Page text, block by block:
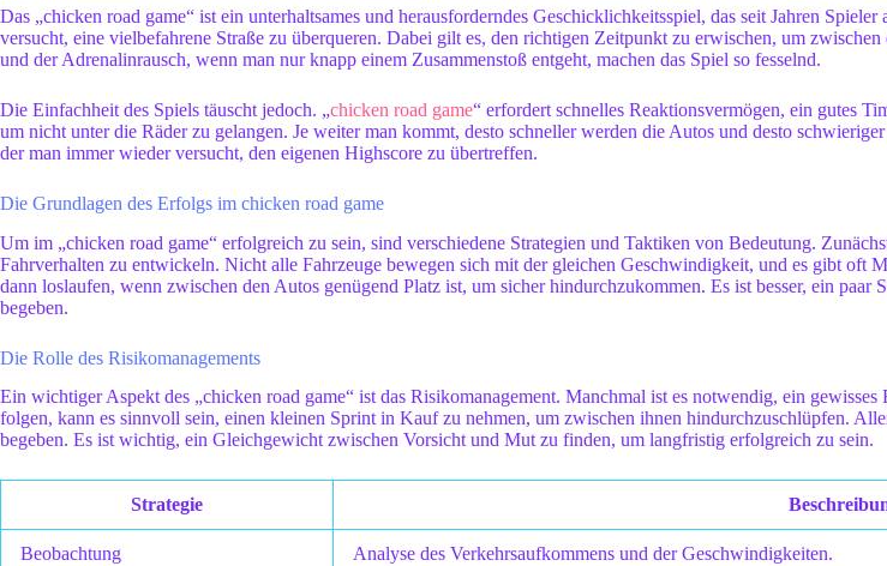
Das „chicken road game“ ist ein unterhaltsames und herausforderndes Geschicklichkeitsspiel, das seit Jahren
versucht, eine vielbefahrene Straße zu überqueren. Dabei gilt es, den richtigen Zeitpunkt zu erwischen, um
und der Adrenalinrausch, wenn man nur knapp einem Zusammenstoß entgeht, machen das Spiel so fesselnd.
Die Einfachheit des Spiels täuscht jedoch. „chicken road game“ erfordert schnelles Reaktionsvermögen, ein gutes
um nicht unter die Räder zu gelangen. Je weiter man kommt, desto schneller werden die Autos und desto
der man immer wieder versucht, den eigenen Highscore zu übertreffen.
Die Grundlagen des Erfolgs im chicken road game
Um im „chicken road game“ erfolgreich zu sein, sind verschiedene Strategien und Taktiken von Bedeutung.
Fahrverhalten zu entwickeln. Nicht alle Fahrzeuge bewegen sich mit der gleichen Geschwindigkeit, und es gibt oft
dann loslaufen, wenn zwischen den Autos genügend Platz ist, um sicher hindurchzukommen. Es ist besser, ein
begeben.
Die Rolle des Risikomanagements
Ein wichtiger Aspekt des „chicken road game“ ist das Risikomanagement. Manchmal ist es notwendig, ein
folgen, kann es sinnvoll sein, einen kleinen Sprint in Kauf zu nehmen, um zwischen ihnen hindurchzuschlüpfen.
begeben. Es ist wichtig, ein Gleichgewicht zwischen Vorsicht und Mut zu finden, um langfristig erfolgreich zu sein.
Strategie
Beobachtung Analyse des Verkehrsaufkommens und der Geschwindigkeiten.